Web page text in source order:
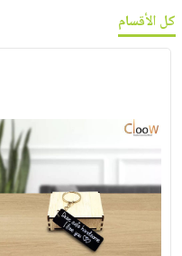
كل الأقسام